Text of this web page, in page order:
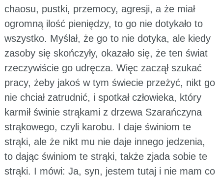
chaosu, pustki, przemocy, agresji, a że miał
ogromną ilość pieniędzy, to go nie dotykało to
wszystko. Myślał, że go to nie dotyka, ale kiedy
zasoby się skończyły, okazało się, że ten świat
rzeczywiście go udręcza. Więc zaczął szukać
pracy, żeby jakoś w tym świecie przeżyć, nikt go
nie chciał zatrudnić, i spotkał człowieka, który
karmił świnie strąkami z drzewa Szarańczyna
strąkowego, czyli karobu. I daje świniom te
strąki, ale że nikt mu nie daje innego jedzenia,
to dając świniom te strąki, także zjada sobie te
strąki. I mówi: Ja, syn, jestem tutaj i nie mam co